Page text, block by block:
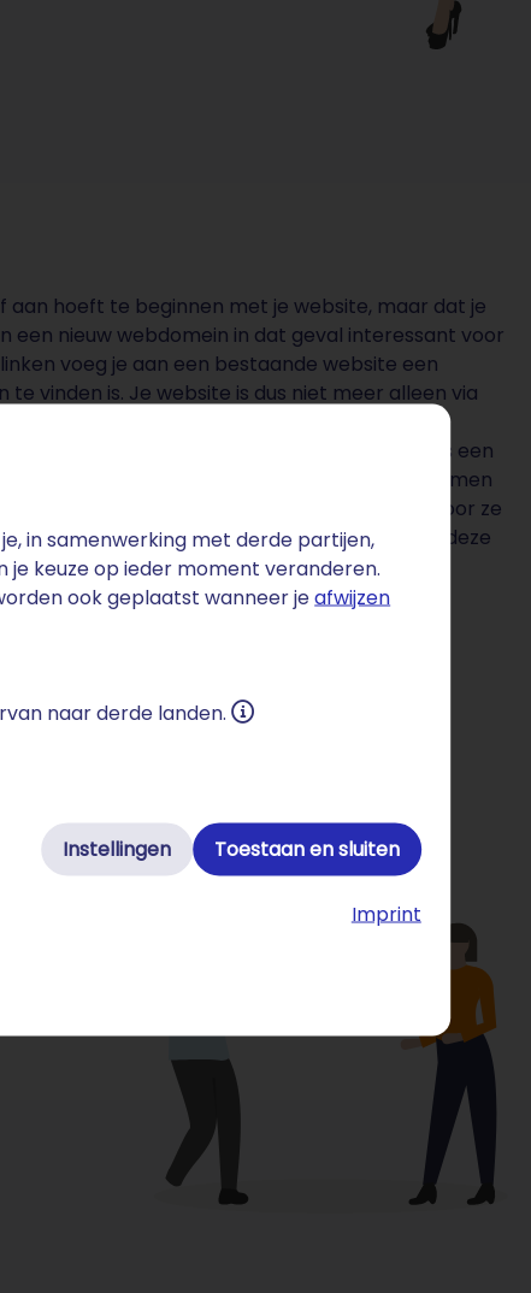
in samenwerking met derde partijen,
je keuze op ieder moment veranderen.
ook geplaatst wanneer jeafwijzen
naar derde landen.
Instellingen Toestaan en sluiten
Imprint
aan hoeft te beginnen met je website, maar dat je
een nieuw webdomein in dat geval interessant voor
voeg je aan een bestaande website een
vinden is. Je website is dus niet meer alleen via
website doorlinken, maak je het je bezoekers een
dat moment namelijk via meerdere domeinnamen
een fout maken in het webdomein, waardoor ze
om een website te onthouden, als deze
te raadplegen is.